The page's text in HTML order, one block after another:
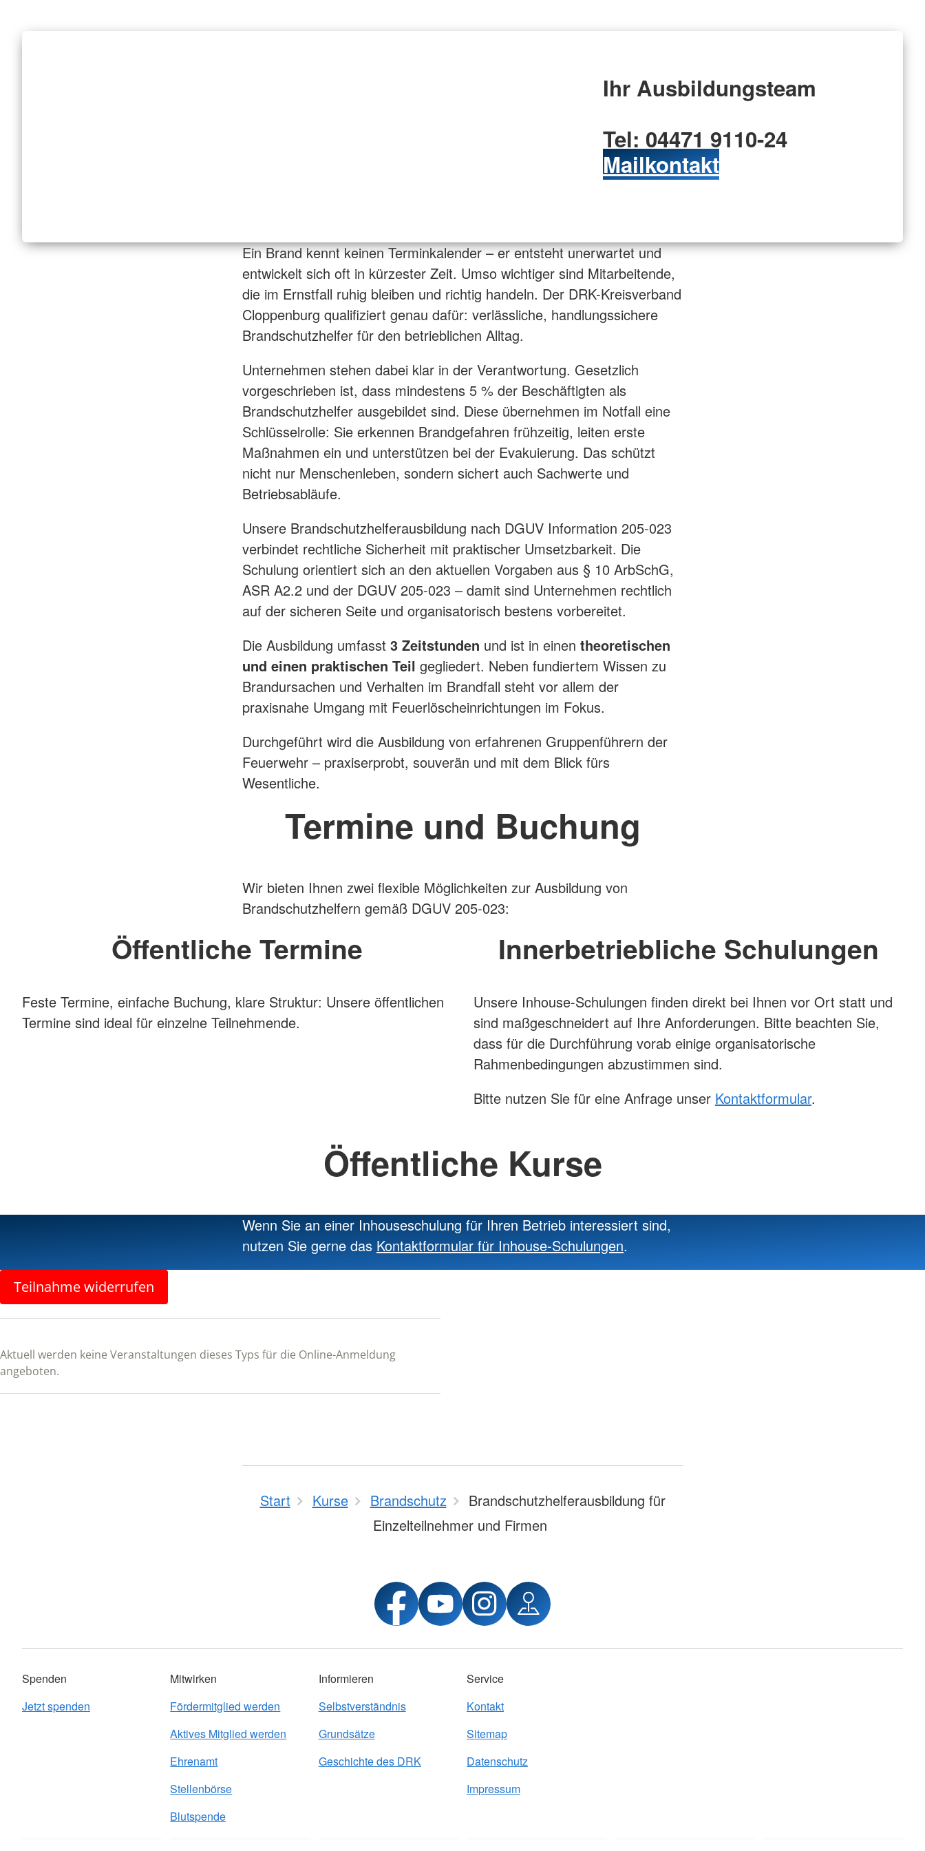
Ihr Ausbildungsteam
Tel: 04471 9110-24
Mailkontakt
Ein Brand kennt keinen Terminkalender – er entsteht unerwartet und
entwickelt sich oft in kürzester Zeit. Umso wichtiger sind Mitarbeitende,
die im Ernstfall ruhig bleiben und richtig handeln. Der DRK-Kreisverband
Cloppenburg qualifiziert genau dafür: verlässliche, handlungssichere
Brandschutzhelfer für den betrieblichen Alltag.
Unternehmen stehen dabei klar in der Verantwortung. Gesetzlich
vorgeschrieben ist, dass mindestens 5 % der Beschäftigten als
Brandschutzhelfer ausgebildet sind. Diese übernehmen im Notfall eine
Schlüsselrolle: Sie erkennen Brandgefahren frühzeitig, leiten erste
Maßnahmen ein und unterstützen bei der Evakuierung. Das schützt
nicht nur Menschenleben, sondern sichert auch Sachwerte und
Betriebsabläufe.
Unsere Brandschutzhelferausbildung nach DGUV Information 205-023
verbindet rechtliche Sicherheit mit praktischer Umsetzbarkeit. Die
Schulung orientiert sich an den aktuellen Vorgaben aus § 10 ArbSchG,
ASR A2.2 und der DGUV 205-023 – damit sind Unternehmen rechtlich
auf der sicheren Seite und organisatorisch bestens vorbereitet.
Die Ausbildung umfasst 3 Zeitstunden und ist in einen theoretischen
und einen praktischen Teil gegliedert. Neben fundiertem Wissen zu
Brandursachen und Verhalten im Brandfall steht vor allem der
praxisnahe Umgang mit Feuerlöscheinrichtungen im Fokus.
Durchgeführt wird die Ausbildung von erfahrenen Gruppenführern der
Feuerwehr – praxiserprobt, souverän und mit dem Blick fürs
Wesentliche.
Termine und Buchung
Wir bieten Ihnen zwei flexible Möglichkeiten zur Ausbildung von
Brandschutzhelfern gemäß DGUV 205-023:
Öffentliche Termine
Feste Termine, einfache Buchung, klare Struktur: Unsere öffentlichen
Termine sind ideal für einzelne Teilnehmende.
Innerbetriebliche Schulungen
Unsere Inhouse-Schulungen finden direkt bei Ihnen vor Ort statt und
sind maßgeschneidert auf Ihre Anforderungen. Bitte beachten Sie,
dass für die Durchführung vorab einige organisatorische
Rahmenbedingungen abzustimmen sind.
Bitte nutzen Sie für eine Anfrage unser Kontaktformular.
Öffentliche Kurse
Wenn Sie an einer Inhouseschulung für Ihren Betrieb interessiert sind,
nutzen Sie gerne das Kontaktformular für Inhouse-Schulungen.
Teilnahme widerrufen
Aktuell werden keine Veranstaltungen dieses Typs für die Online-Anmeldung
angeboten.
Start Kurse Brandschutz
Brandschutzhelferausbildung für
Einzelteilnehmer und Firmen
Spenden
Jetzt spenden
Mitwirken
Fördermitglied werden
Aktives Mitglied werden
Ehrenamt
Stellenbörse
Blutspende
Informieren
Selbstverständnis
Grundsätze
Geschichte des DRK
Service
Kontakt
Sitemap
Datenschutz
Impressum